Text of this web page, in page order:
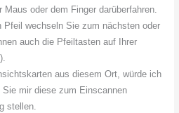
Maus oder dem Finger darüberfahren.
Pfeil wechseln Sie zum nächsten oder
auch die Pfeiltasten auf Ihrer
aus diesem Ort, würde ich
mir diese zum Einscannen
stellen.